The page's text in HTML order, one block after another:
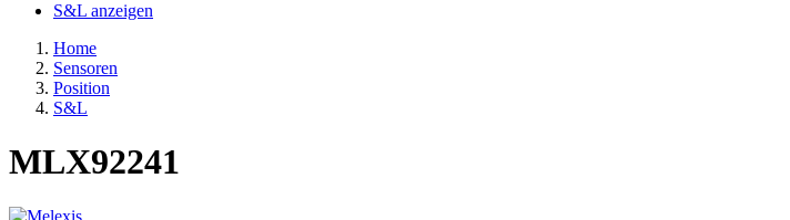
S&L anzeigen
Home
Sensoren
Position
S&L
MLX92241